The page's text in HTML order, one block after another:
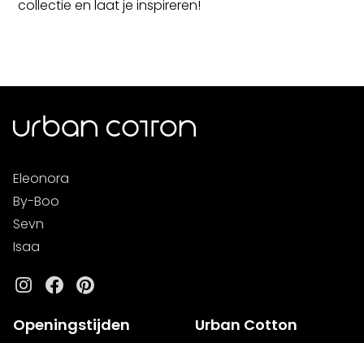
collectie en laat je inspireren!
Eleonora
By-Boo
Sevn
Isaa
Instagram
Facebook
Pinterest
Openingstijden Urban Cotton